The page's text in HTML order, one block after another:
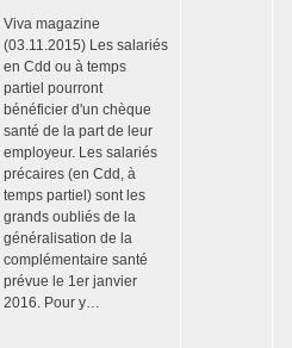
Viva magazine
(03.11.2015) Les salariés
en Cdd ou à temps
partiel pourront
bénéficier d'un chèque
santé de la part de leur
employeur. Les salariés
précaires (en Cdd, à
temps partiel) sont les
grands oubliés de la
généralisation de la
complémentaire santé
prévue le 1er janvier
2016. Pour y…